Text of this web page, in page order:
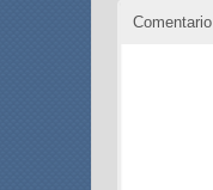
Comentario